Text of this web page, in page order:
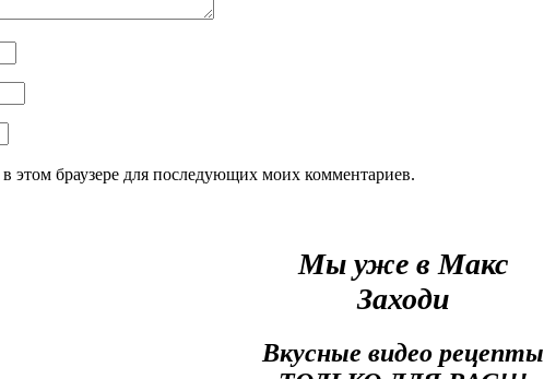
этом браузере для последующих моих комментариев.
Мы уже в Макс
Заходи
Вкусные видео рецепты